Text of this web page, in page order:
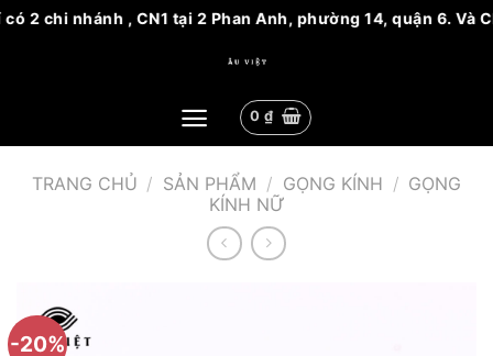
chi nhánh , CN1 tại 2 Phan Anh, phường 14, quận 6. Và
0 ₫
TRANG CHỦ / SẢN PHẨM / GỌNG KÍNH / GỌNG
KÍNH NỮ
-20%